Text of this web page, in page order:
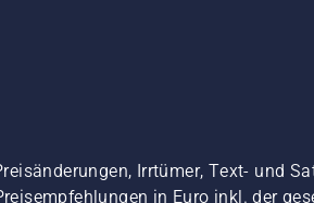
Irrtümer, Text- und
in Euro inkl. der